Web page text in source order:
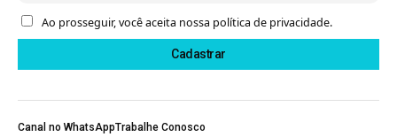
Ao prosseguir, você aceita nossa política de privacidade.
Canal no WhatsAppTrabalhe Conosco